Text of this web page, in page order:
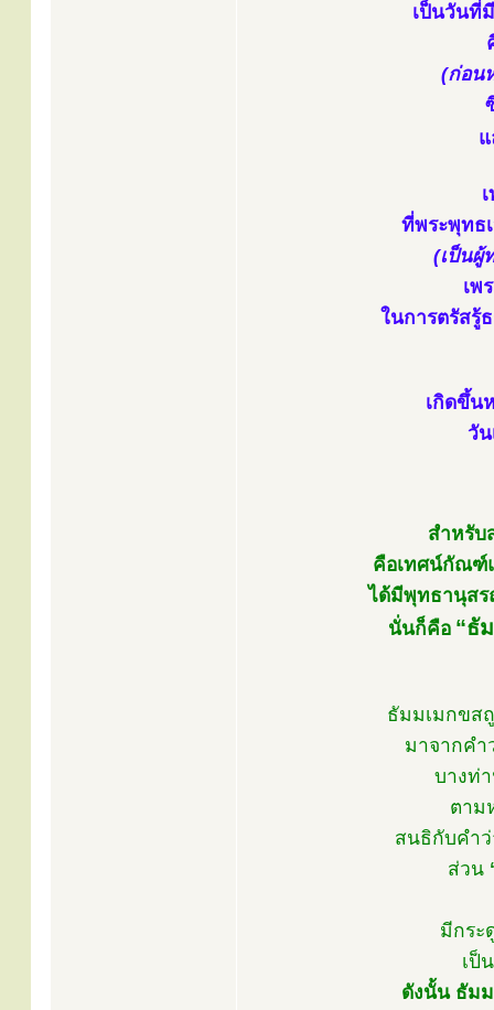
เป็นวันที่
(ก่อน
ที่พระพุทธ
(เป็นผู้
เพ
ในการตรัสรู้
เกิดขึ้น
วั
สำหรับ
คือเทศน์กัณฑ์
ได้มีพุทธานุสร
นั่นก็คือ “ธั
ธัมมเมกขส
มาจากค
บางท่
ตาม
สนธิกับคำ
ส่วน
มีกระ
เป็
ดังนั้น ธัม